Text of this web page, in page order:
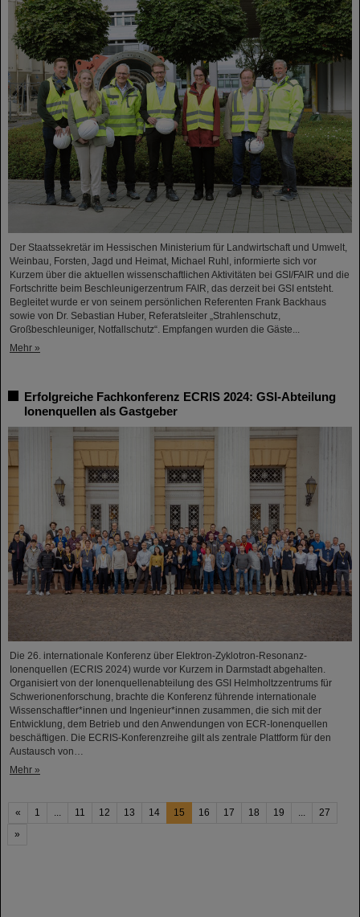
Der Staatssekretär im Hessischen Ministerium für Landwirtschaft und Umwelt,
Weinbau, Forsten, Jagd und Heimat, Michael Ruhl, informierte sich vor
Kurzem über die aktuellen wissenschaftlichen Aktivitäten bei GSI/FAIR und die
Fortschritte beim Beschleunigerzentrum FAIR, das derzeit bei GSI entsteht.
Begleitet wurde er von seinem persönlichen Referenten Frank Backhaus
sowie von Dr. Sebastian Huber, Referatsleiter „Strahlenschutz,
Großbeschleuniger, Notfallschutz“. Empfangen wurden die Gäste...
Mehr »
Erfolgreiche Fachkonferenz ECRIS 2024: GSI-Abteilung
Ionenquellen als Gastgeber
Die 26. internationale Konferenz über Elektron-Zyklotron-Resonanz-
Ionenquellen (ECRIS 2024) wurde vor Kurzem in Darmstadt abgehalten.
Organisiert von der Ionenquellenabteilung des GSI Helmholtzzentrums für
Schwerionenforschung, brachte die Konferenz führende internationale
Wissenschaftler*innen und Ingenieur*innen zusammen, die sich mit der
Entwicklung, dem Betrieb und den Anwendungen von ECR-Ionenquellen
beschäftigen. Die ECRIS-Konferenzreihe gilt als zentrale Plattform für den
Austausch von…
Mehr »
« 1 11 12 13 14 15 16 17 18 19
27
»